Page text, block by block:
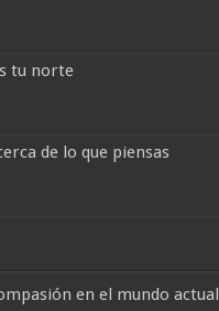
tu norte
de lo que piensas
en el mundo actual